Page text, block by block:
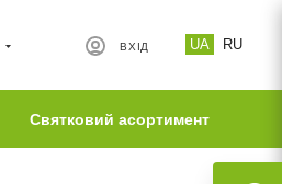
UA RU
ВХІД
Святковий асортимент